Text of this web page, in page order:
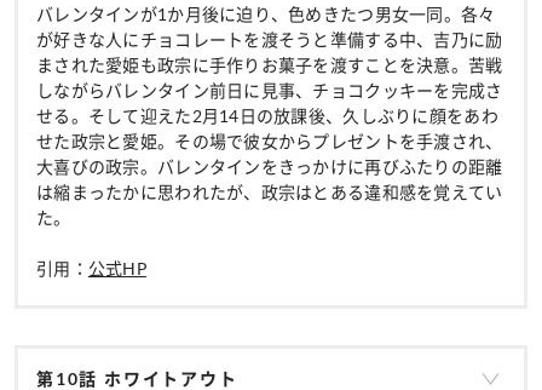
バレンタインが1か月後に迫り、色めきたつ男女一同。各々
が好きな人にチョコレートを渡そうと準備する中、吉乃に励
まされた愛姫も政宗に手作りお菓子を渡すことを決意。苦戦
しながらバレンタイン前日に見事、チョコクッキーを完成さ
せる。そして迎えた2月14日の放課後、久しぶりに顔をあわ
せた政宗と愛姫。その場で彼女からプレゼントを手渡され、
大喜びの政宗。バレンタインをきっかけに再びふたりの距離
は縮まったかに思われたが、政宗はとある違和感を覚えてい
た。
引用： 公式HP
第10話 ホワイトアウト